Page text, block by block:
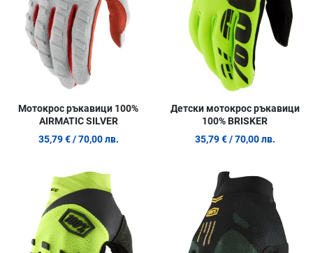
Мотокрос ръкавици 100%
AIRMATIC SILVER
35,79 € / 70,00 лв.
Детски мотокрос ръкавици
100% BRISKER
35,79 € / 70,00 лв.
Добави в любими
Сравни продукт
Quick View